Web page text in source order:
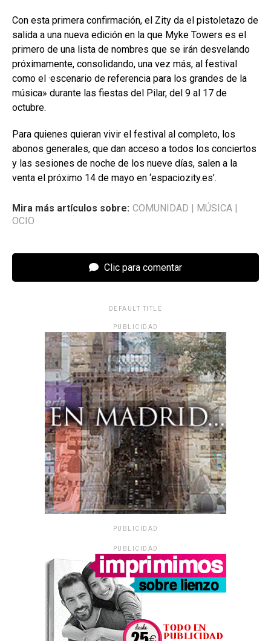
Con esta primera confirmación, el Zity da el pistoletazo de
salida a una nueva edición en la que Myke Towers es el
primero de una lista de nombres que se irán desvelando
próximamente, consolidando, una vez más, al festival
como el ·escenario de referencia para los grandes de la
música» durante las fiestas del Pilar, del 9 al 17 de
octubre.
Para quienes quieran vivir el festival al completo, los
abonos generales, que dan acceso a todos los conciertos
y las sesiones de noche de los nueve días, salen a la
venta el próximo 14 de mayo en ‘espaciozity.es’.
Mira más artículos sobre: COMUNIDAD MÚSICA
OCIO
Clic para comentar
DEFAULT TITLE
PUBLICIDAD
PUBLICIDAD
PUBLICIDAD